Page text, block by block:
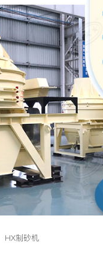
HX制砂机